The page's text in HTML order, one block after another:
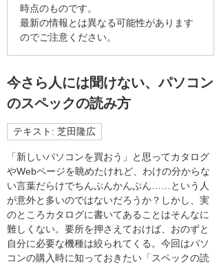
時点のものです。
最新の情報とは異なる可能性があります
のでご注意ください。
今さら人には聞けない、パソコン
のスペックの読み方
テキスト: 芝田隆広
「新しいパソコンを買おう」と思ってカタログ
やWebページを眺めたけれど、わけの分からな
い言葉だらけでちんぷんかんぷん……という人
が意外と多いのではないだろうか？しかし、実
のところカタログに書いてあることはそんなに
難しくない。要所を押さえておけば、おのずと
自分に必要な機種は絞られてくる。今回はパソ
コンの購入時に知っておきたい「スペックの読